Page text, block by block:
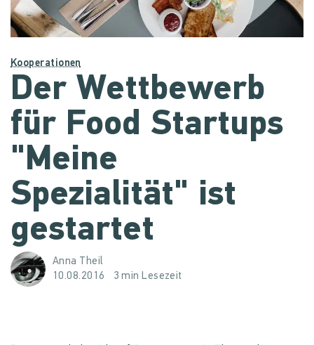
Kooperationen
Der Wettbewerb
für Food Startups
"Meine
Spezialität" ist
gestartet
Anna Theil
10.08.2016
3 min Lesezeit